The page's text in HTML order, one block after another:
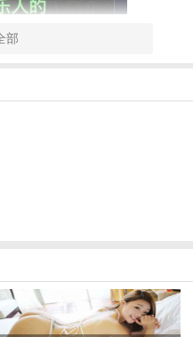
能更准确地了解网上在线约会
提供各种服务，而且你可以随
社区都在等着你和他们成为朋
结识各种各样性格的人，
部